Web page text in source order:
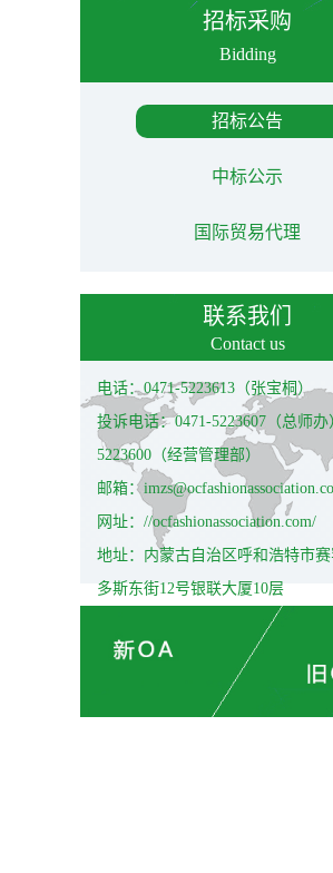
招标采购
Bidding
招标公告
中标公示
国际贸易代理
联系我们
Contact us
电话：0471-5223613（张宝桐）
投诉电话：0471-5223607（总师办
5223600（经营管理部）
邮箱：
网址：//ocfashionassociation.com/
地址：内蒙古自治区呼和浩特市
多斯东街12号银联大厦10层